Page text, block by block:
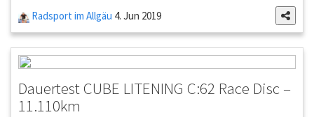
Radsport im Allgäu 4. Jun 2019
Dauertest CUBE LITENING C:62 Race Disc –
11.110km